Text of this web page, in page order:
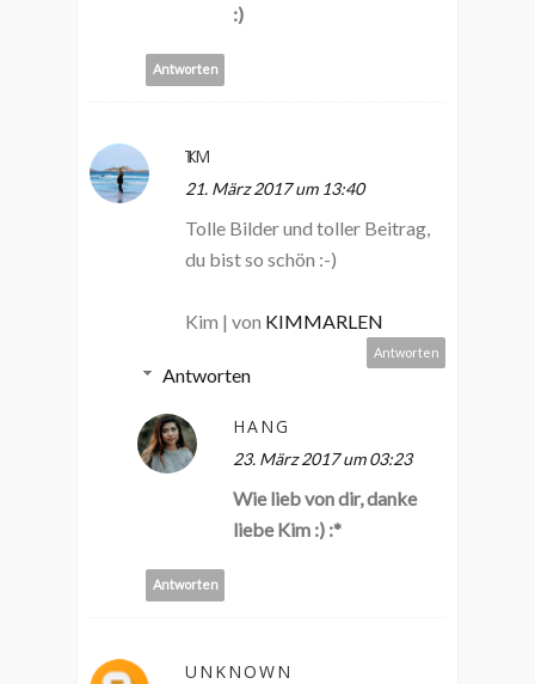
:)
Antworten
ҠIM
21. März 2017 um 13:40
Tolle Bilder und toller Beitrag,
du bist so schön :-)
Kim | von KIMMARLEN
Antworten
Antworten
HANG
23. März 2017 um 03:23
Wie lieb von dir, danke
liebe Kim :) :*
Antworten
UNKNOWN